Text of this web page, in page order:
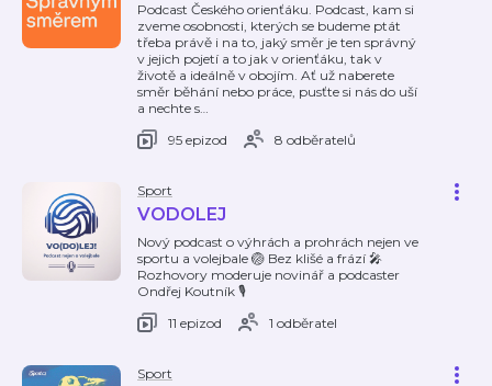
Podcast Českého orienťáku. Podcast, kam si
zveme osobnosti, kterých se budeme ptát
třeba právě i na to, jaký směr je ten správný
v jejich pojetí a to jak v orienťáku, tak v
životě a ideálně v obojím. Ať už naberete
směr běhání nebo práce, pusťte si nás do uší
a nechte s…
95 epizod
8 odběratelů
Sport
VODOLEJ
Nový podcast o výhrách a prohrách nejen ve
sportu a volejbale 🏐 Bez klišé a frází 🎤
Rozhovory moderuje novinář a podcaster
Ondřej Koutník 🎙️
11 epizod
1 odběratel
Sport